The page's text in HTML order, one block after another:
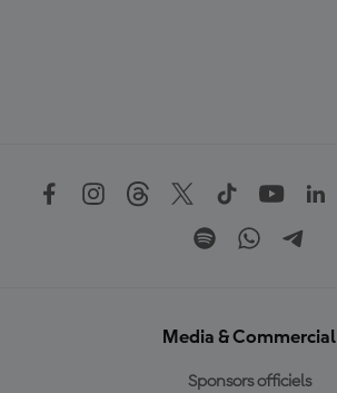
Media & Commercial
Sponsors officiels